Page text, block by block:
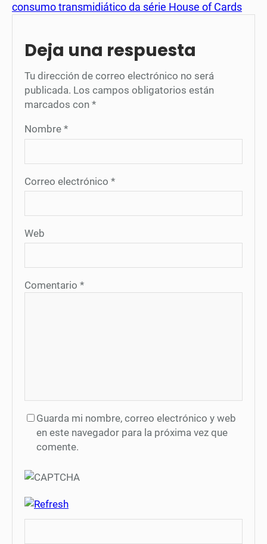
consumo transmidiático da série House of Cards
Deja una respuesta
Tu dirección de correo electrónico no será
publicada. Los campos obligatorios están
marcados con *
Nombre *
Correo electrónico *
Web
Comentario *
Guarda mi nombre, correo electrónico y web
en este navegador para la próxima vez que
comente.